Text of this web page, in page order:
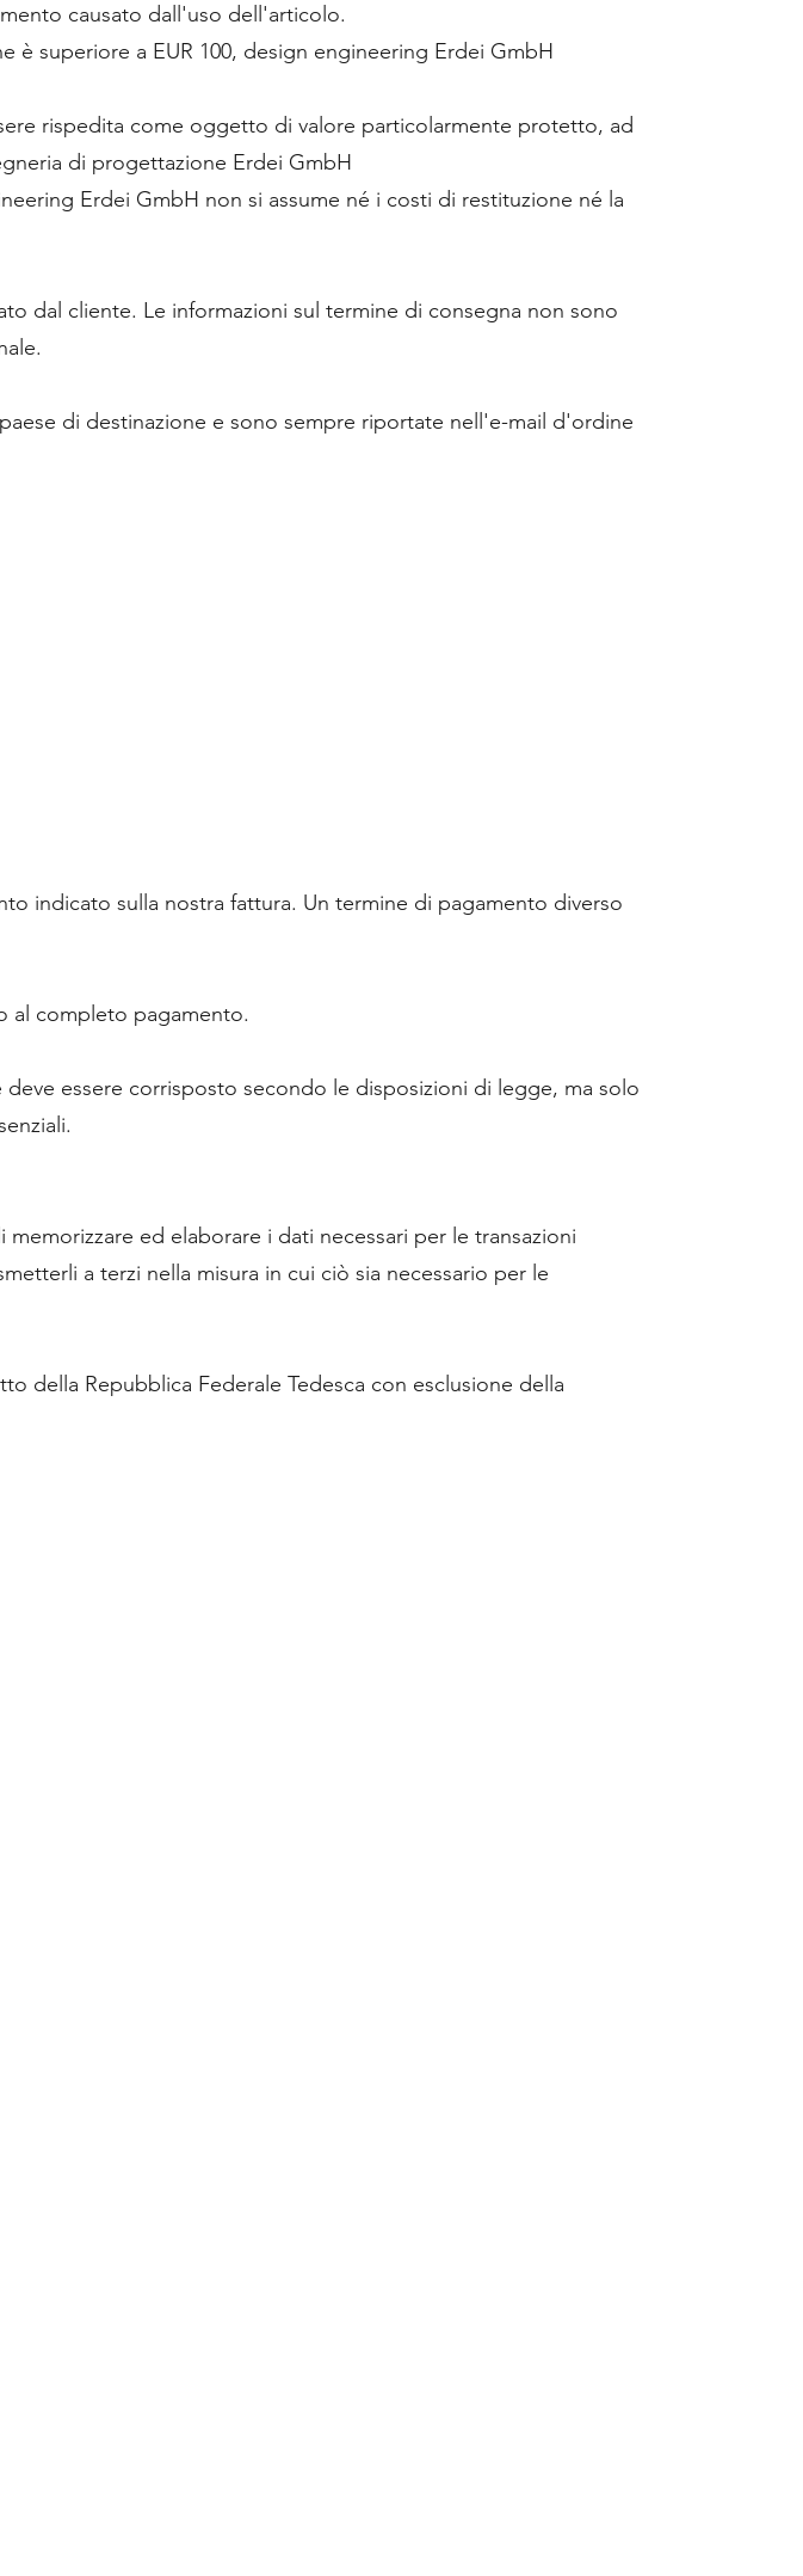
causato dall'uso dell'articolo.
superiore a EUR 100, design engineering Erdei GmbH
rispedita come oggetto di valore particolarmente protetto, ad
di progettazione Erdei GmbH
Erdei GmbH non si assume né i costi di restituzione né la
dal cliente. Le informazioni sul termine di consegna non sono
di destinazione e sono sempre riportate nell'e-mail d'ordine
indicato sulla nostra fattura. Un termine di pagamento diverso
al completo pagamento.
essere corrisposto secondo le disposizioni di legge, ma solo
ed elaborare i dati necessari per le transazioni
a terzi nella misura in cui ciò sia necessario per le
Repubblica Federale Tedesca con esclusione della